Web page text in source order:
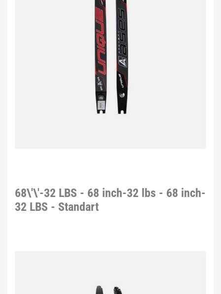
68\'\'-32 LBS - 68 inch-32 lbs - 68 inch-
32 LBS - Standart